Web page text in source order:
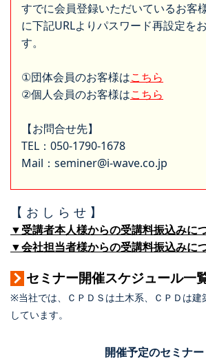
すでに会員登録いただいているお客
に下記URLよりパスワード再設定を
す。
①団体会員のお客様はこちら
②個人会員のお客様はこちら
【お問合せ先】
TEL：050-1790-1678
Mail：seminer@i-wave.co.jp
【 お し ら せ 】
▼受講者本人様からの受講料振込みに
▼会社担当者様からの受講料振込みに
セミナー開催スケジュール一
※当社では、ＣＰＤＳは土木系、ＣＰＤは建
しています。
開催予定のセミナー